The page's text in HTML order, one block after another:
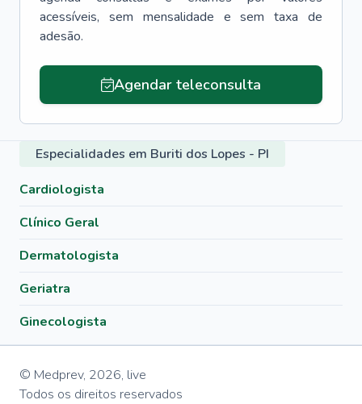
acessíveis, sem mensalidade e sem taxa de
adesão.
Agendar teleconsulta
Especialidades em Buriti dos Lopes - PI
Cardiologista
Clínico Geral
Dermatologista
Geriatra
Ginecologista
© Medprev, 2026, live
Todos os direitos reservados